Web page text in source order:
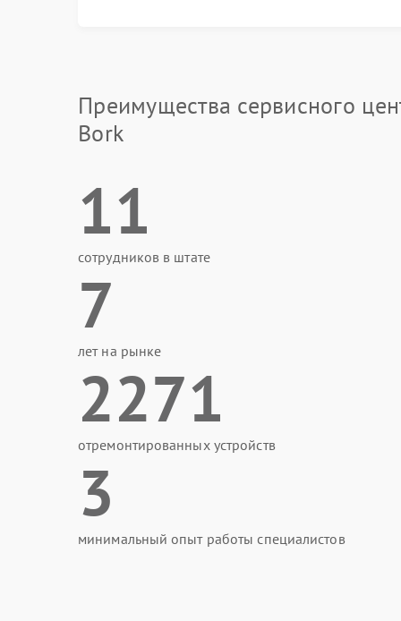
Преимущества сервисного
Bork
11
сотрудников в штате
7
лет на рынке
2271
отремонтированных устройств
3
минимальный опыт работы специалистов